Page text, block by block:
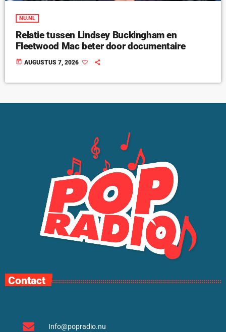
NU.NL
Relatie tussen Lindsey Buckingham en
Fleetwood Mac beter door documentaire
today AUGUSTUS 7, 2026
Contact
Info@popradio.nu